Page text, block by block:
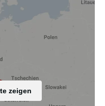
zeigen
Technologien.
Funktionen
und
und Elementen
der
Einbindung sozialer
dabei Daten an Dritte
in denen kein
vorliegt und von diesen